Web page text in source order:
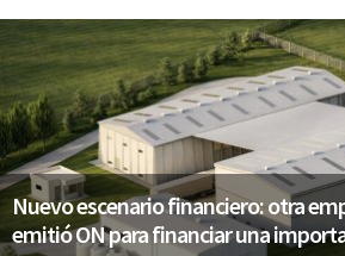
Nuevo escenario financiero: otra
emitió ON para financiar una